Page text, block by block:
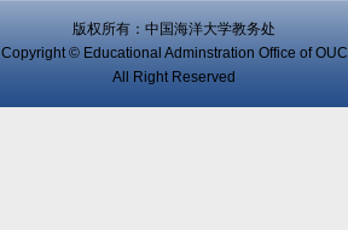
版权所有：中国海洋大学教务处
Copyright © Educational Adminstration Office of OUC
All Right Reserved